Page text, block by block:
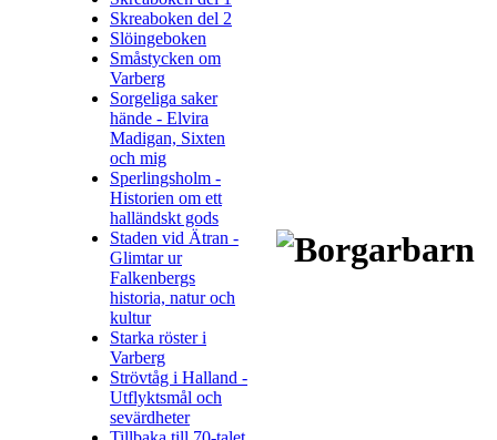
Skreaboken del 2
Slöingeboken
Småstycken om
Varberg
Sorgeliga saker
hände - Elvira
Madigan, Sixten
och mig
Sperlingsholm -
Historien om ett
halländskt gods
Staden vid Ätran -
Glimtar ur
Falkenbergs
historia, natur och
kultur
Starka röster i
Varberg
Strövtåg i Halland -
Utflyktsmål och
sevärdheter